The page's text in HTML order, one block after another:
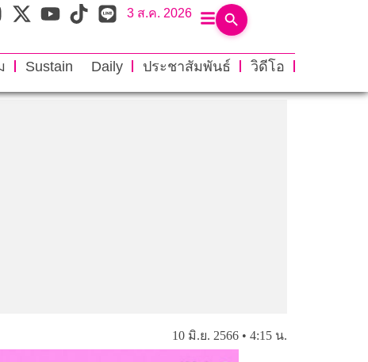
3 ส.ค. 2026
Sustain Daily ประชาสัมพันธ์
วิดีโอ
10 มิ.ย. 2566 • 4:15 น.